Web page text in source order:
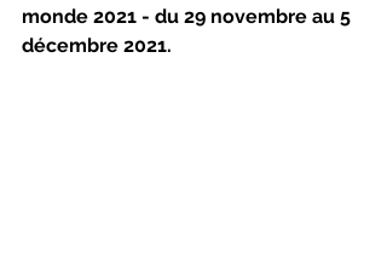
monde 2021 - du 29 novembre au 5
décembre 2021.